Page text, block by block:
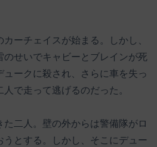
ーチェイスが始まる。しかし、
のせいでキャビーとブレインが死
ュークに殺され、さらに車を失っ
で走って逃げるのだった。
た二人。壁の外からは警備隊がロ
うとする。しかし、そこにデュー